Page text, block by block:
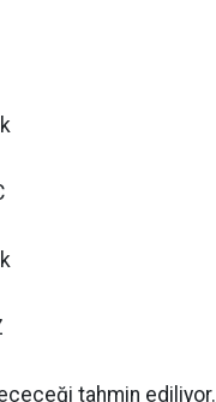
tahmin ediliyor.